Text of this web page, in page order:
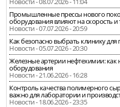
Промышленные прессы нового
оборудования влияют на скорость
Новости - 07.07.2026 - 20:59
Как безопасно выбрать клинику для
Новости - 05.07.2026 - 20:30
Железные артерии нефтехимии: как
оборудования
Новости - 21.06.2026 - 16:28
Контроль качества полимерного
важно для лаборатории и
Новости - 18.06.2026 - 23:35